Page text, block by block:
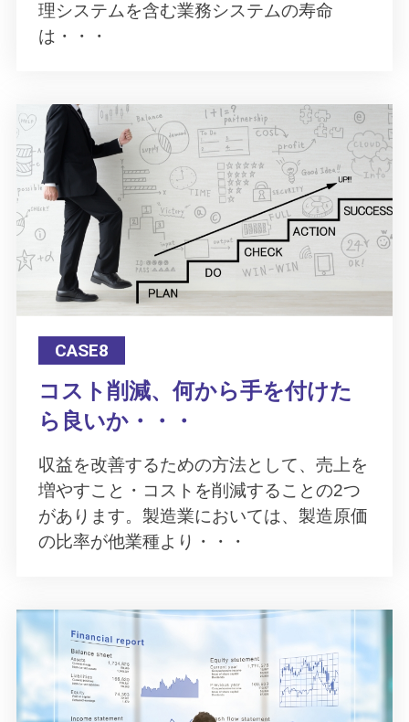
理システムを含む業務システムの寿命
は・・・
CASE8
コスト削減、何から手を付けた
ら良いか・・・
収益を改善するための方法として、売上を
増やすこと・コストを削減することの2つ
があります。製造業においては、製造原価
の比率が他業種より・・・